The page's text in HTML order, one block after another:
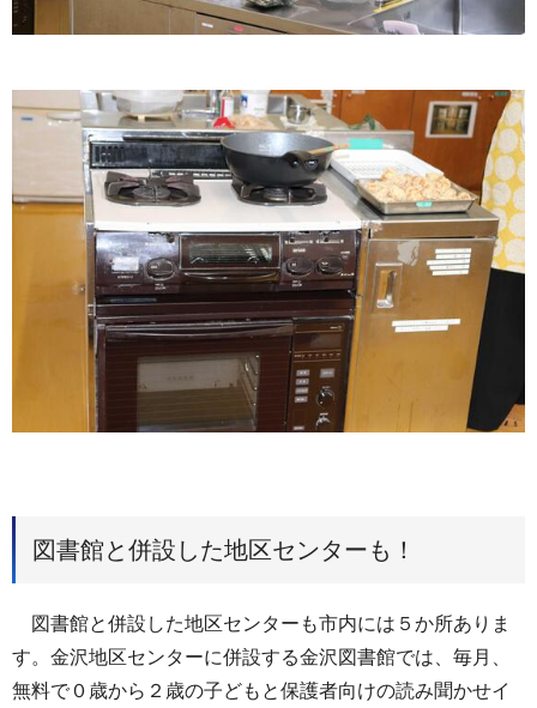
図書館と併設した地区センターも！
図書館と併設した地区センターも市内には５か所ありま
す。金沢地区センターに併設する金沢図書館では、毎月、
無料で０歳から２歳の子どもと保護者向けの読み聞かせイ